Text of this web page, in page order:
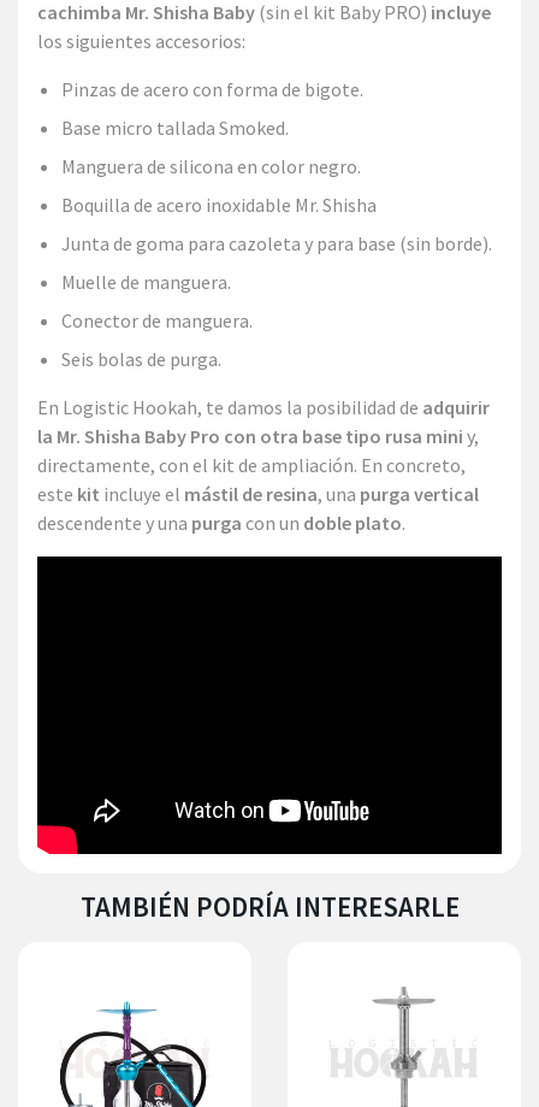
cachimba Mr. Shisha Baby (sin el kit Baby PRO) incluye
los siguientes accesorios:
Pinzas de acero con forma de bigote.
Base micro tallada Smoked.
Manguera de silicona en color negro.
Boquilla de acero inoxidable Mr. Shisha
Junta de goma para cazoleta y para base (sin borde).
Muelle de manguera.
Conector de manguera.
Seis bolas de purga.
En Logistic Hookah, te damos la posibilidad de adquirir
la Mr. Shisha Baby Pro con otra base tipo rusa mini y,
directamente, con el kit de ampliación. En concreto,
este kit incluye el mástil de resina, una purga vertical
descendente y una purga con un doble plato.
TAMBIÉN PODRÍA INTERESARLE